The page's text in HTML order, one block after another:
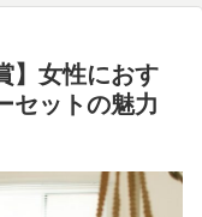
】女性におす
セットの魅力